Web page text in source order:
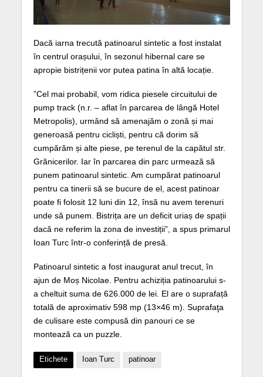
Dacă iarna trecută patinoarul sintetic a fost instalat
în centrul orașului, în sezonul hibernal care se
apropie bistrițenii vor putea patina în altă locație.
”Cel mai probabil, vom ridica piesele circuitului de
pump track (n.r. – aflat în parcarea de lângă Hotel
Metropolis), urmând să amenajăm o zonă și mai
generoasă pentru cicliști, pentru că dorim să
cumpărăm și alte piese, pe terenul de la capătul str.
Grănicerilor. Iar în parcarea din parc urmează să
punem patinoarul sintetic. Am cumpărat patinoarul
pentru ca tinerii să se bucure de el, acest patinoar
poate fi folosit 12 luni din 12, însă nu avem terenuri
unde să punem. Bistrița are un deficit uriaș de spații
dacă ne referim la zona de investiții”, a spus primarul
Ioan Turc într-o conferință de presă.
Patinoarul sintetic a fost inaugurat anul trecut, în
ajun de Moș Nicolae. Pentru achiziția patinoarului s-
a cheltuit suma de 626.000 de lei. El are o suprafață
totală de aproximativ 598 mp (13×46 m). Suprafaţa
de culisare este compusă din panouri ce se
montează ca un puzzle.
Etichete Ioan Turc patinoar